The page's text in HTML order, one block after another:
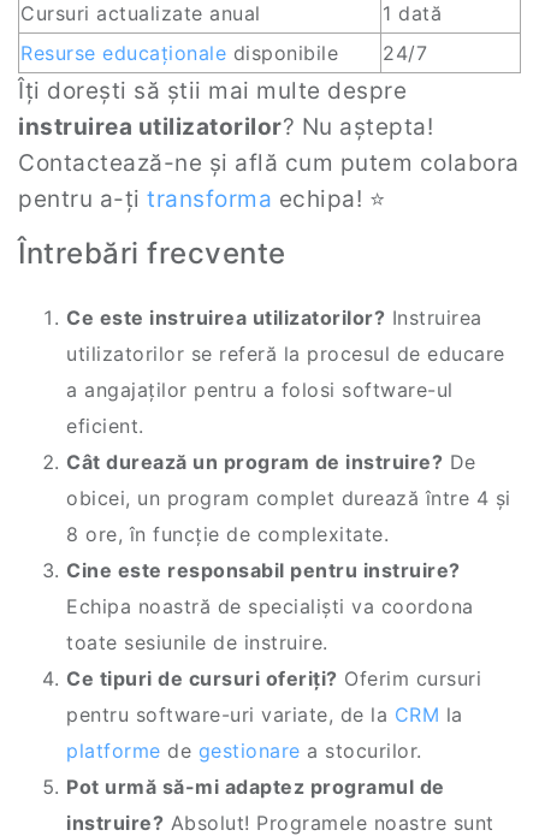
Cursuri actualizate anual
1 dată
Resurse educaționale disponibile 24/7
Îți dorești să știi mai multe despre
instruirea utilizatorilor? Nu aștepta!
Contactează-ne și află cum putem colabora
pentru a-ți transforma echipa! ⭐
Întrebări frecvente
Ce este instruirea utilizatorilor? Instruirea
utilizatorilor se referă la procesul de educare
a angajaților pentru a folosi software-ul
eficient.
Cât durează un program de instruire? De
obicei, un program complet durează între 4 și
8 ore, în funcție de complexitate.
Cine este responsabil pentru instruire?
Echipa noastră de specialiști va coordona
toate sesiunile de instruire.
Ce tipuri de cursuri oferiți? Oferim cursuri
pentru software-uri variate, de la CRM la
platforme de gestionare a stocurilor.
Pot urmă să-mi adaptez programul de
instruire? Absolut! Programele noastre sunt